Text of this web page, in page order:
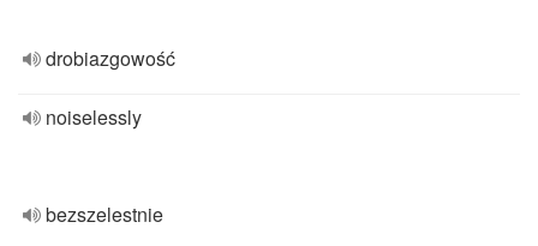
drobiazgowość
noiselessly
bezszelestnie